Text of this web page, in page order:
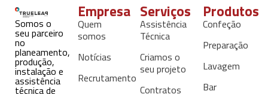
Somos o
seu parceiro
no
planeamento,
produção,
instalação e
assistência
técnica de
Empresa
Quem
somos
Notícias
Recrutamento
Serviços
Assistência
Técnica
Criamos o
seu projeto
Contratos
Produtos
Confeção
Preparação
Lavagem
Bar